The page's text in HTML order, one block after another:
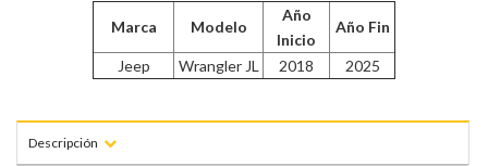
Marca Modelo
Año
Inicio
Año Fin
Jeep Wrangler JL 2018 2025
Descripción